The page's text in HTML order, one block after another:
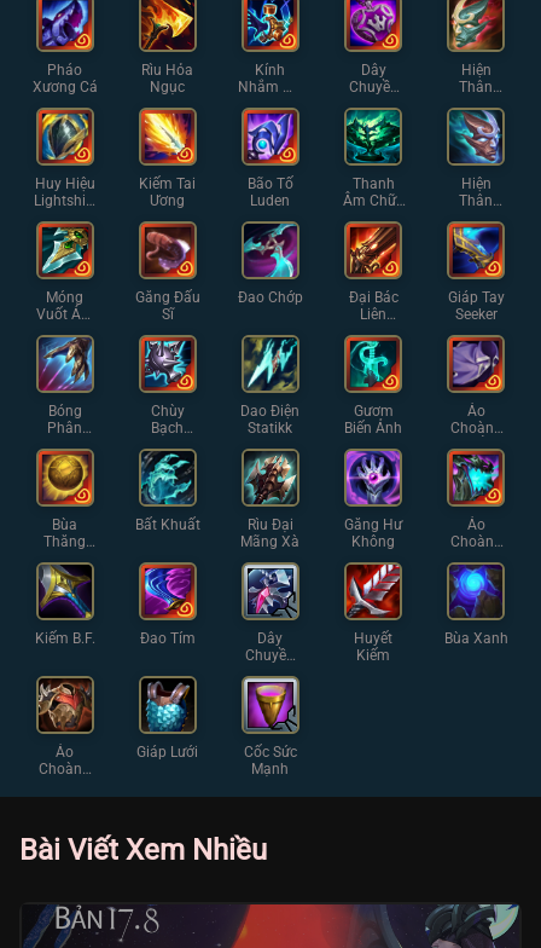
Pháo
Xương Cá
Rìu Hỏa
Ngục
Kính
Nhắm Ma
Pháp
Dây
Chuyền
Tự Lực
Hiện
Thân
Phản
Chiếu Cỡ
Nhỏ
Huy Hiệu
Lightshiel
d
Kiếm Tai
Ương
Bão Tố
Luden
Thanh
Âm Chữa
Lành
Hiện
Thân
Phản
Chiếu
Móng
Vuốt Ám
Muội
Găng Đấu
Sĩ
Đao Chớp
Đại Bác
Liên
Thanh
Giáp Tay
Seeker
Bóng
Phân
Thân
Chùy
Bạch
Ngân
Dao Điện
Statikk
Gươm
Biến Ảnh
Áo
Choàng
Mờ Ám
Bùa
Thăng
Hoa
Bất Khuất
Rìu Đại
Mãng Xà
Găng Hư
Không
Áo
Choàng
Diệt Vong
Kiếm B.F. Đao Tím
Dây
Chuyền
Chữ Thập
Huyết
Kiếm
Bùa Xanh
Áo
Choàng
Giáp Lưới
Cốc Sức
Mạnh
Bài Viết Xem Nhiều